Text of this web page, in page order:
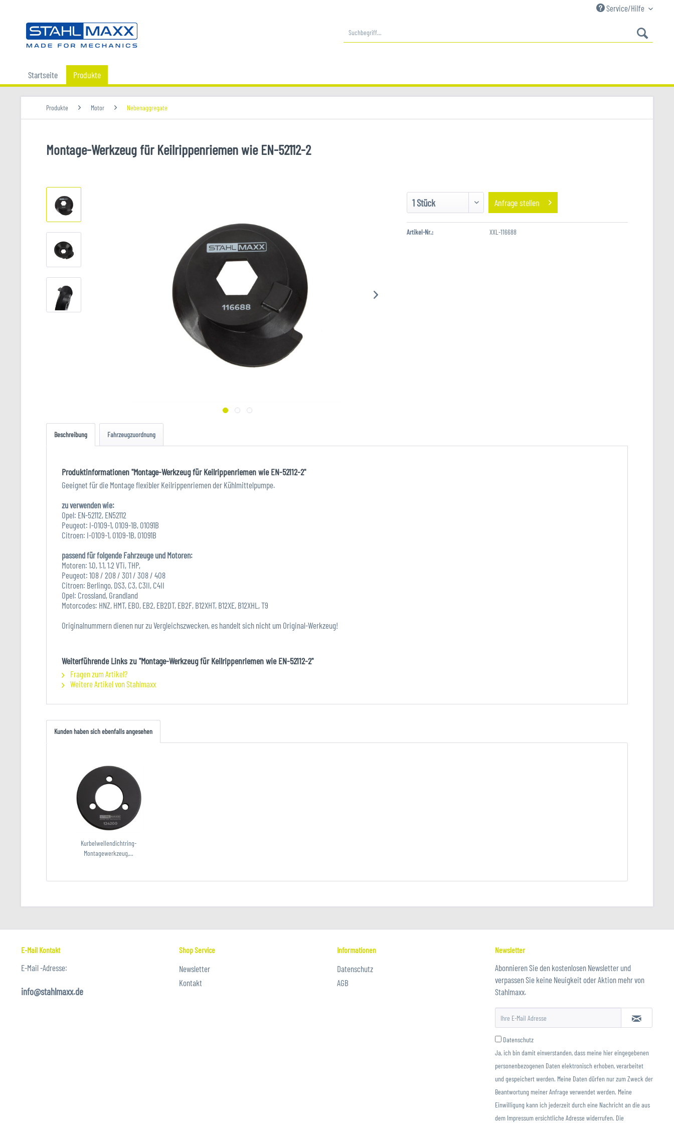
Service/Hilfe
Startseite Produkte
Produkte Motor Nebenaggregate
Montage-Werkzeug für Keilrippenriemen wie EN-52112-2
Anfrage stellen
Artikel-Nr.: XXL-116688
Beschreibung Fahrzeugzuordnung
Produktinformationen "Montage-Werkzeug für Keilrippenriemen wie EN-52112-2"
Geeignet für die Montage flexibler Keilrippenriemen der Kühlmittelpumpe.
zu verwenden wie:
Opel: EN-52112, EN52112
Peugeot: I-0109-1, 0109-1B, 01091B
Citroen: I-0109-1, 0109-1B, 01091B
passend für folgende Fahrzeuge und Motoren:
Motoren: 1.0, 1.1, 1.2 VTi, THP,
Peugeot: 108 / 208 / 301 / 308 / 408
Citroen: Berlingo, DS3, C3, C3II, C4II
Opel: Crossland, Grandland
Motorcodes: HNZ, HMT, EB0, EB2, EB2DT, EB2F, B12XHT, B12XE, B12XHL, T9
Originalnummern dienen nur zu Vergleichszwecken, es handelt sich nicht um Original-Werkzeug!
Weiterführende Links zu "Montage-Werkzeug für Keilrippenriemen wie EN-52112-2"
Fragen zum Artikel?
Weitere Artikel von Stahlmaxx
Kunden haben sich ebenfalls angesehen
Kurbelwellendichtring-
Montagewerkzeug,...
E-Mail Kontakt
E-Mail -Adresse:
info@stahlmaxx.de
Shop Service
Newsletter
Kontakt
Informationen
Datenschutz
AGB
Newsletter
Abonnieren Sie den kostenlosen Newsletter und
verpassen Sie keine Neuigkeit oder Aktion mehr von
Stahlmaxx.
Datenschutz
Ja, ich bin damit einverstanden, dass meine hier eingegebenen
personenbezogenen Daten elektronisch erhoben, verarbeitet
und gespeichert werden. Meine Daten dürfen nur zum Zweck der
Beantwortung meiner Anfrage verwendet werden. Meine
Einwilligung kann ich jederzeit durch eine Nachricht an die aus
dem Impressum ersichtliche Adresse widerrufen. Die